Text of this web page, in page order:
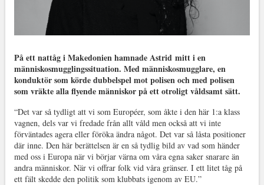
På ett nattåg i Makedonien hamnade Astrid mitt i en
människosmugglingssituation. Med människosmugglare, en
konduktör som körde dubbelspel mot polisen och med polisen
som vräkte alla flyende människor på ett otroligt våldsamt sätt.
“Det var så tydligt att vi som Européer, som åkte i den här 1:a klass
vagnen, dels var vi fredade från allt våld men också att vi inte
förväntades agera eller föröka ändra något. Det var så låsta positioner
där inne. Den här berättelsen är en så tydlig bild av vad som händer
med oss i Europa när vi börjar värna om våra egna saker snarare än
andra människor. När vi offrar folk vid våra gränser. I ett litet tåg på
ett fält skedde den politik som klubbats igenom av EU.”